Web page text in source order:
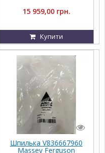
15 959,00 грн.
Купити
Шпилька V836667960
Massey Ferguson